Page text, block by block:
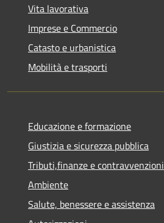
Vita lavorativa
Imprese e Commercio
Catasto e urbanistica
Mobilità e trasporti
Educazione e formazione
Giustizia e sicurezza pubblica
Tributi,finanze e contravvenzioni
Ambiente
Salute, benessere e assistenza